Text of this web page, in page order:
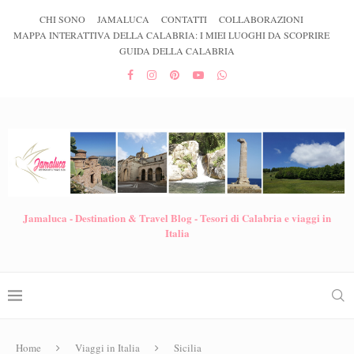
CHI SONO JAMALUCA CONTATTI
COLLABORAZIONI
MAPPA INTERATTIVA DELLA CALABRIA: I MIEI LUOGHI DA SCOPRIRE
GUIDA DELLA CALABRIA
Jamaluca - Destination & Travel Blog - Tesori di Calabria e viaggi in
Italia
Home Viaggi in Italia Sicilia